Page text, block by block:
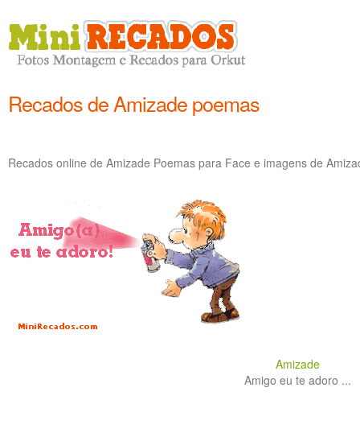
Recados de Amizade poemas
Recados online de Amizade Poemas para Face e imagens de
Amizade
Amigo eu te adoro ...